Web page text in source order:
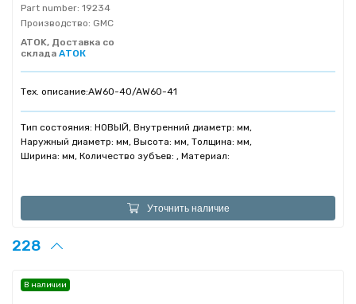
Part number: 19234
Производство: GMC
ATOK, Доставка со
склада АТОК
Тех. описание:AW60-40/AW60-41
Тип состояния: НОВЫЙ, Внутренний диаметр: мм,
Наружный диаметр: мм, Высота: мм, Толщина: мм,
Ширина: мм, Количество зубъев: , Материал:
Уточнить наличие
228
В наличии